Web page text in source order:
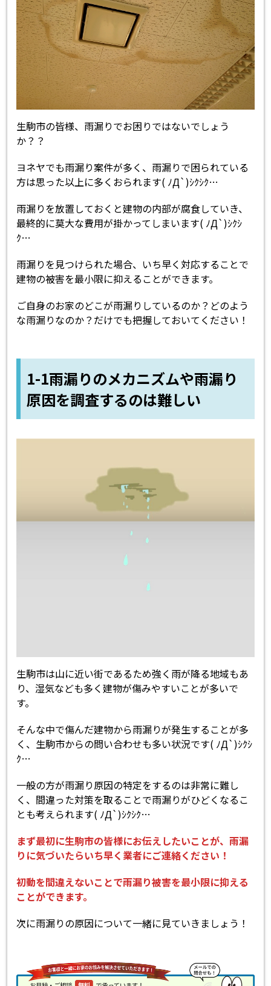
生駒市の皆様、雨漏りでお困りではないでしょう
か？？
ヨネヤでも雨漏り案件が多く、雨漏りで困られている
方は思った以上に多くおられます( ﾉД`)ｼｸｼｸ…
雨漏りを放置しておくと建物の内部が腐食していき、
最終的に莫大な費用が掛かってしまいます( ﾉД`)ｼｸｼ
ｸ…
雨漏りを見つけられた場合、いち早く対応することで
建物の被害を最小限に抑えることができます。
ご自身のお家のどこが雨漏りしているのか？どのよう
な雨漏りなのか？だけでも把握しておいてください！
1-1雨漏りのメカニズムや雨漏り
原因を調査するのは難しい
生駒市は山に近い街であるため強く雨が降る地域もあ
り、湿気なども多く建物が傷みやすいことが多いで
す。
そんな中で傷んだ建物から雨漏りが発生することが多
く、生駒市からの問い合わせも多い状況です( ﾉД`)ｼｸｼ
ｸ…
一般の方が雨漏り原因の特定をするのは非常に難し
く、間違った対策を取ることで雨漏りがひどくなるこ
とも考えられます( ﾉД`)ｼｸｼｸ…
まず最初に生駒市の皆様にお伝えしたいことが、雨漏
りに気づいたらいち早く業者にご連絡ください！
初動を間違えないことで雨漏り被害を最小限に抑える
ことができます。
次に雨漏りの原因について一緒に見ていきましょう！